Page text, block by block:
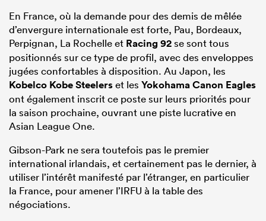
En France, où la demande pour des demis de mêlée
d’envergure internationale est forte, Pau, Bordeaux,
Perpignan, La Rochelle et Racing 92se sont tous
positionnés sur ce type de profil, avec des enveloppes
jugées confortables à disposition. Au Japon, les
Kobelco Kobe Steelerset les Yokohama Canon Eagles
ont également inscrit ce poste sur leurs priorités pour
la saison prochaine, ouvrant une piste lucrative en
Asian League One.
Gibson-Park ne sera toutefois pas le premier
international irlandais, et certainement pas le dernier, à
utiliser l’intérêt manifesté par l’étranger, en particulier
la France, pour amener l’IRFU à la table des
négociations.